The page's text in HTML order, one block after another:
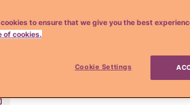
que
cookies to ensure that we give you the best
of cookies.
Cookie Settings